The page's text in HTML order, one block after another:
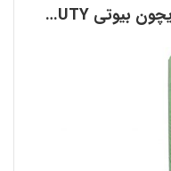
ژل لاغری با عصاره چای سبز آیچون بیوتی AICHUN BEAUTY